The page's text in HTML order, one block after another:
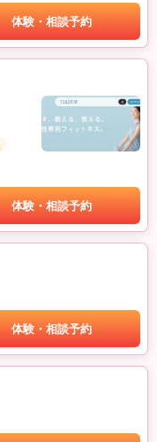
体験・相談予約
体験・相談予約
体験・相談予約